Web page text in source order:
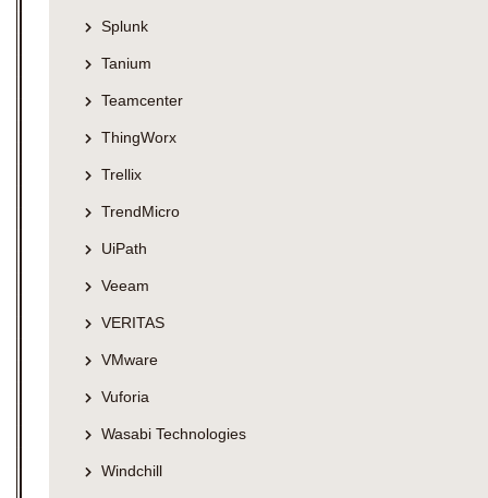
Splunk
Tanium
Teamcenter
ThingWorx
Trellix
TrendMicro
UiPath
Veeam
VERITAS
VMware
Vuforia
Wasabi Technologies
Windchill